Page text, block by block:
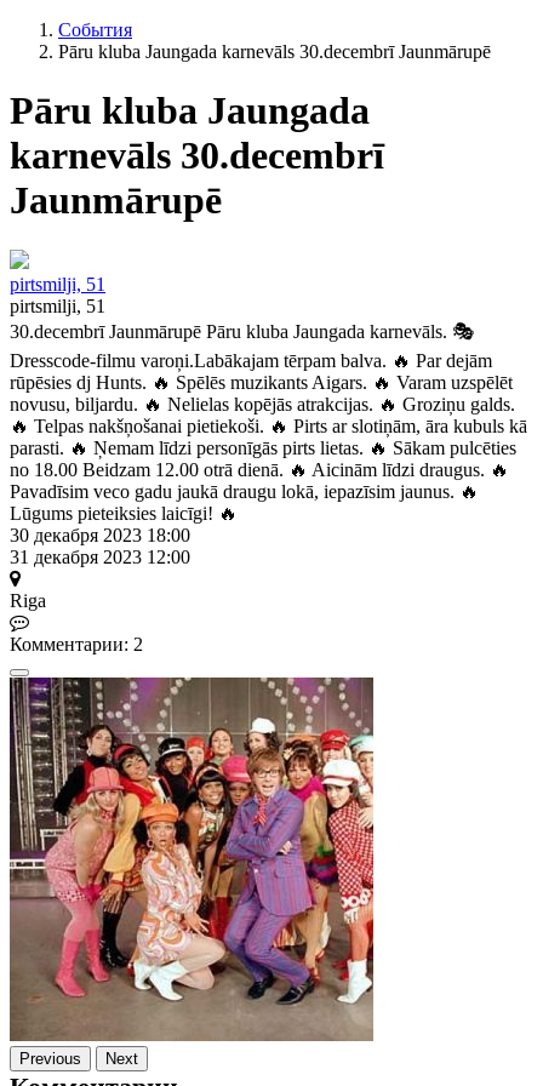
События
Pāru kluba Jaungada karnevāls 30.decembrī Jaunmārupē
Pāru kluba Jaungada
karnevāls 30.decembrī
Jaunmārupē
pirtsmilji, 51
pirtsmilji, 51
30.decembrī Jaunmārupē Pāru kluba Jaungada karnevāls. 🎭
Dresscode-filmu varoņi.Labākajam tērpam balva. 🔥 Par dejām
rūpēsies dj Hunts. 🔥 Spēlēs muzikants Aigars. 🔥 Varam uzspēlēt
novusu, biljardu. 🔥 Nelielas kopējās atrakcijas. 🔥 Groziņu galds.
🔥 Telpas nakšņošanai pietiekoši. 🔥 Pirts ar slotiņām, āra kubuls kā
parasti. 🔥 Ņemam līdzi personīgās pirts lietas. 🔥 Sākam pulcēties
no 18.00 Beidzam 12.00 otrā dienā. 🔥 Aicinām līdzi draugus. 🔥
Pavadīsim veco gadu jaukā draugu lokā, iepazīsim jaunus. 🔥
Lūgums pieteiksies laicīgi! 🔥
30 декабря 2023 18:00
31 декабря 2023 12:00
Riga
Комментарии: 2
Previous Next